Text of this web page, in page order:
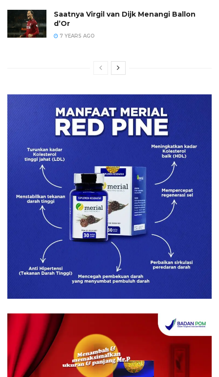
Saatnya Virgil van Dijk Menangi Ballon
d’Or
7 YEARS AGO